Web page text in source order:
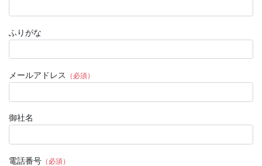
ふりがな
メールアドレス （必須）
御社名
電話番号 （必須）